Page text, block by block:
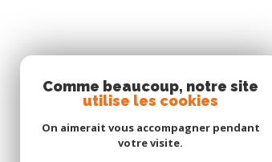
Comme beaucoup, notre site
utilise les cookies
On aimerait vous accompagner pendant
votre visite.